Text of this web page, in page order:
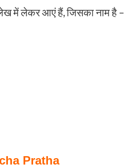
में लेकर आएं हैं, जिसका नाम है –
Pratha